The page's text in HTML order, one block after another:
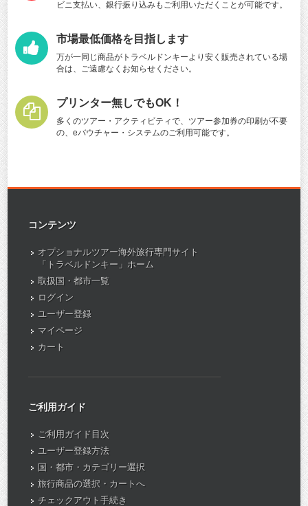
ビニ支払い、銀行振り込みもご利用いただくことが可能です。
市場最低価格を目指します
万が一同じ商品がトラベルドンキーより安く販売されている場
合は、ご遠慮なくお知らせください。
プリンター無しでもOK！
多くのツアー・アクティビティで、ツアー参加券の印刷が不要
の、eバウチャー・システムのご利用可能です。
コンテンツ
オプショナルツアー海外旅行専門サイト
「トラベルドンキー」ホーム
取扱国・都市一覧
ログイン
ユーザー登録
マイページ
カート
ご利用ガイド
ご利用ガイド目次
ユーザー登録方法
国・都市・カテゴリー選択
旅行商品の選択・カートへ
チェックアウト手続き